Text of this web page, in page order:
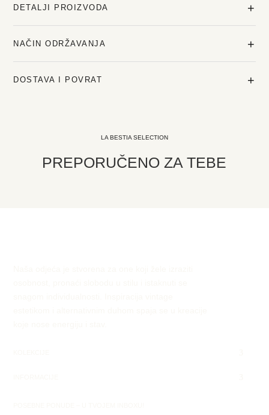
DETALJI PROIZVODA +
NAČIN ODRŽAVANJA +
DOSTAVA I POVRAT +
LA BESTIA SELECTION
PREPORUČENO ZA TEBE